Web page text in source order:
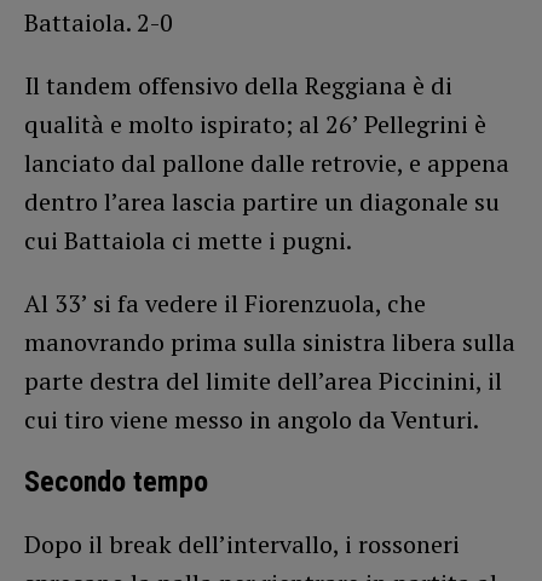
Battaiola. 2-0
Il tandem offensivo della Reggiana è di
qualità e molto ispirato; al 26’ Pellegrini è
lanciato dal pallone dalle retrovie, e appena
dentro l’area lascia partire un diagonale su
cui Battaiola ci mette i pugni.
Al 33’ si fa vedere il Fiorenzuola, che
manovrando prima sulla sinistra libera sulla
parte destra del limite dell’area Piccinini, il
cui tiro viene messo in angolo da Venturi.
Secondo tempo
Dopo il break dell’intervallo, i rossoneri